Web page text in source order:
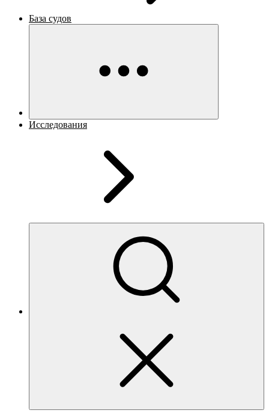
База судов
Исследования